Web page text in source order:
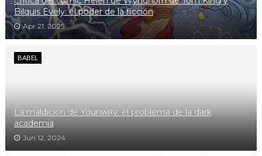
Bilquis Evely: el poder de la ficción
Apr 21, 2025
BABEL
La maldición de Younwity: el problema de la dark
academia
Jun 12, 2024